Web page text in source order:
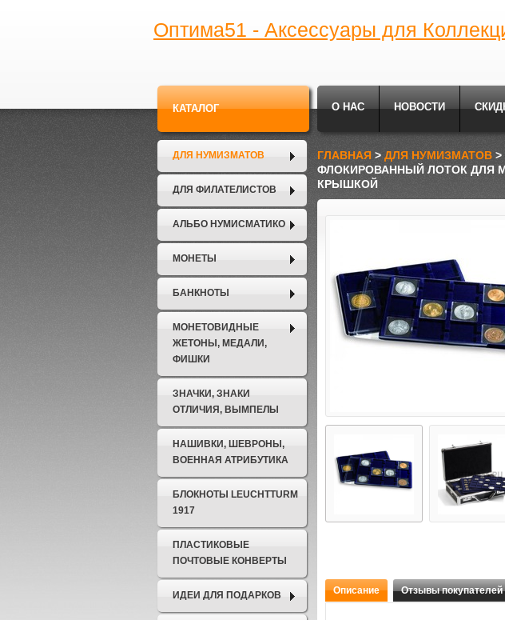
Оптима51 - Аксессуары для
О НАС НОВОСТИ
КАТАЛОГ
ДЛЯ НУМИЗМАТОВ
ДЛЯ ФИЛАТЕЛИСТОВ
АЛЬБО НУМИСМАТИКО
МОНЕТЫ
БАНКНОТЫ
МОНЕТОВИДНЫЕ
ЖЕТОНЫ, МЕДАЛИ,
ФИШКИ
ЗНАЧКИ, ЗНАКИ
ОТЛИЧИЯ, ВЫМПЕЛЫ
НАШИВКИ, ШЕВРОНЫ,
ВОЕННАЯ АТРИБУТИКА
БЛОКНОТЫ LEUCHTTURM
1917
ПЛАСТИКОВЫЕ
ПОЧТОВЫЕ КОНВЕРТЫ
ИДЕИ ДЛЯ ПОДАРКОВ
ГЛАВНАЯ > ДЛЯ НУМИЗМАТОВ >
ФЛОКИРОВАННЫЙ ЛОТОК ДЛЯ
КРЫШКОЙ
Описание Отзывы покупателей